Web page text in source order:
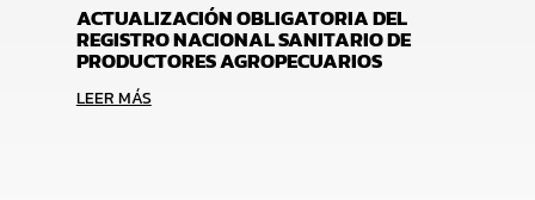
ACTUALIZACIÓN OBLIGATORIA DEL
REGISTRO NACIONAL SANITARIO DE
PRODUCTORES AGROPECUARIOS
LEER MÁS